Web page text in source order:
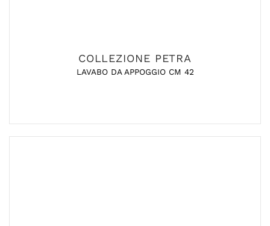
COLLEZIONE PETRA
LAVABO DA APPOGGIO CM 42